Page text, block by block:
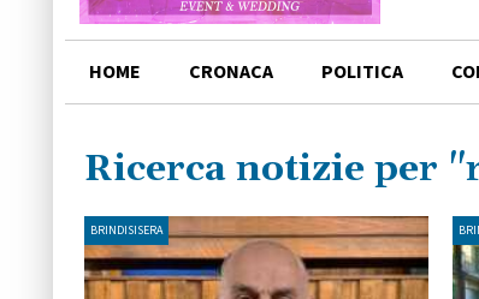
HOME CRONACA POLITICA
Ricerca notizie per
BRINDISISERA